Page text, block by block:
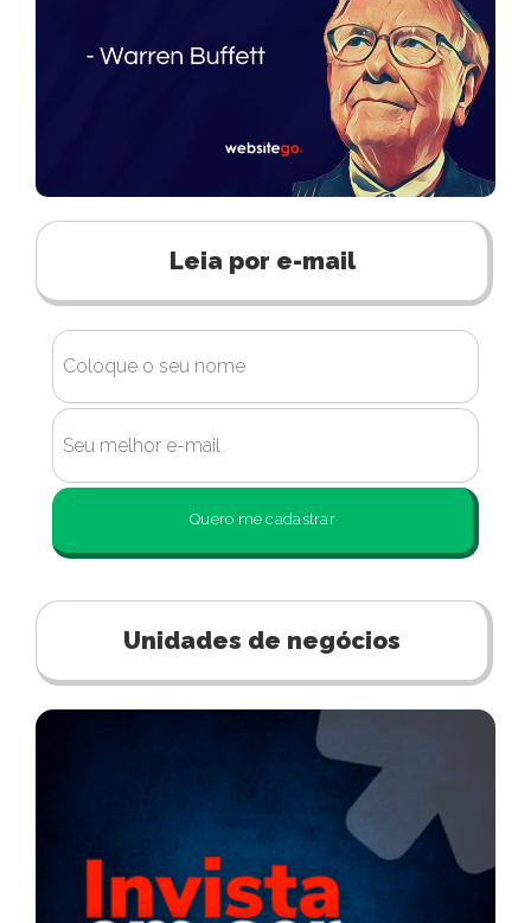
Leia por e-mail
Quero me cadastrar
Unidades de negócios